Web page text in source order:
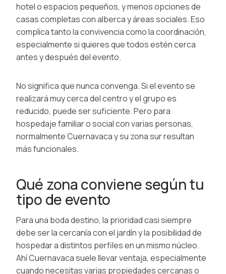
hotel o espacios pequeños, y menos opciones de
casas completas con alberca y áreas sociales. Eso
complica tanto la convivencia como la coordinación,
especialmente si quieres que todos estén cerca
antes y después del evento.
No significa que nunca convenga. Si el evento se
realizará muy cerca del centro y el grupo es
reducido, puede ser suficiente. Pero para
hospedaje familiar o social con varias personas,
normalmente Cuernavaca y su zona sur resultan
más funcionales.
Qué zona conviene según tu
tipo de evento
Para una boda destino, la prioridad casi siempre
debe ser la cercanía con el jardín y la posibilidad de
hospedar a distintos perfiles en un mismo núcleo.
Ahí Cuernavaca suele llevar ventaja, especialmente
cuando necesitas varias propiedades cercanas o